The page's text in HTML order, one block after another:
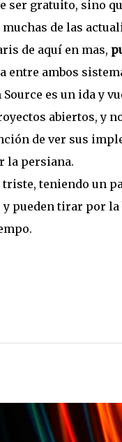
ser gratuito, sino
muchas de las
de aquí en mas,
entre ambos
es un ida y
abiertos, y
de ver sus
la persiana.
teniendo un
y pueden tirar por